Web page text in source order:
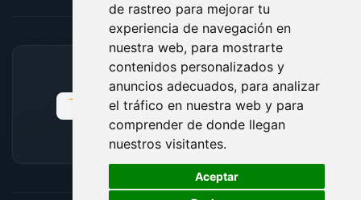
de rastreo para mejorar tu
experiencia de navegación en
nuestra web, para mostrarte
contenidos personalizados y
anuncios adecuados, para analizar
el tráfico en nuestra web y para
comprender de donde llegan
nuestros visitantes.
Aceptar
MÉTODOS DE PAGO ACEPTADOS
🍪